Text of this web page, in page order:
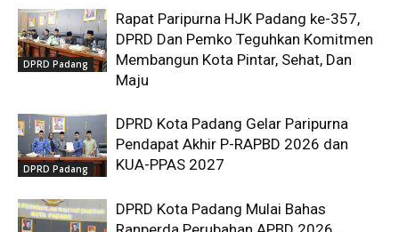
DPRD Padang
Rapat Paripurna HJK Padang ke-357,
DPRD Dan Pemko Teguhkan Komitmen
Membangun Kota Pintar, Sehat, Dan
Maju
DPRD Padang
DPRD Kota Padang Gelar Paripurna
Pendapat Akhir P-RAPBD 2026 dan
KUA-PPAS 2027
DPRD Kota Padang Mulai Bahas